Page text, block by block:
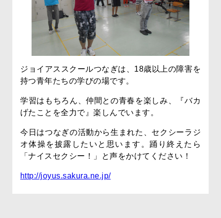
ジョイアススクールつなぎは、18歳以上の障害を
持つ青年たちの学びの場です。
学習はもちろん、仲間との青春を楽しみ、『バカ
げたことを全力で』楽しんでいます。
今日はつなぎの活動から生まれた、セクシーラジ
オ体操を披露したいと思います。踊り終えたら
「ナイスセクシー！」と声をかけてください！
http://joyus.sakura.ne.jp/